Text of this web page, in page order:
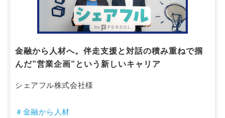
金融から人材へ。伴走支援と対話の積み重ねで掴
んだ”営業企画”という新しいキャリア
シェアフル株式会社様
＃金融から人材